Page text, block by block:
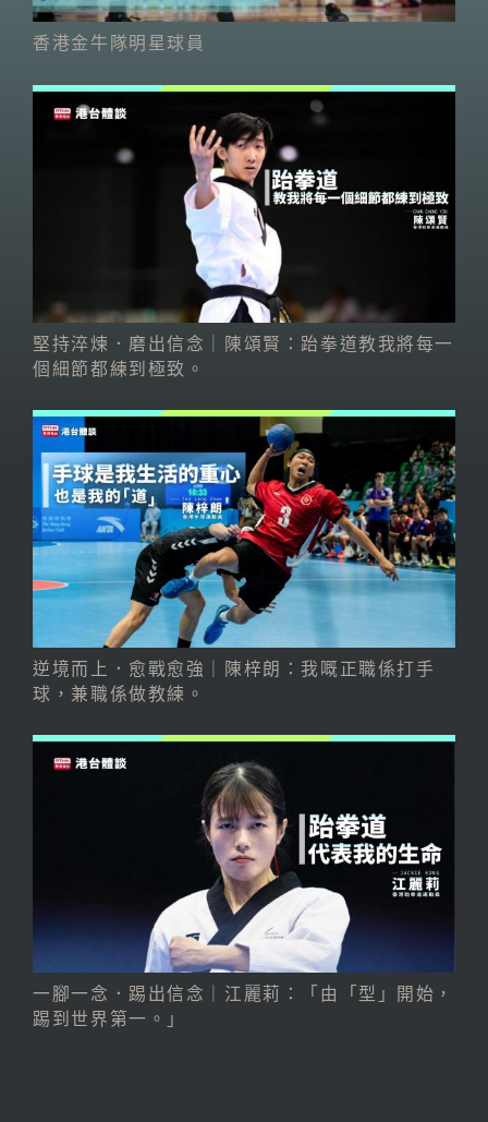
香港金牛隊明星球員
堅持淬煉．磨出信念｜陳頌賢：跆拳道教我將每一
個細節都練到極致。
逆境而上．愈戰愈強｜陳梓朗：我嘅正職係打手
球，兼職係做教練。
一腳一念．踢出信念｜江麗莉：「由「型」開始，
踢到世界第一。」